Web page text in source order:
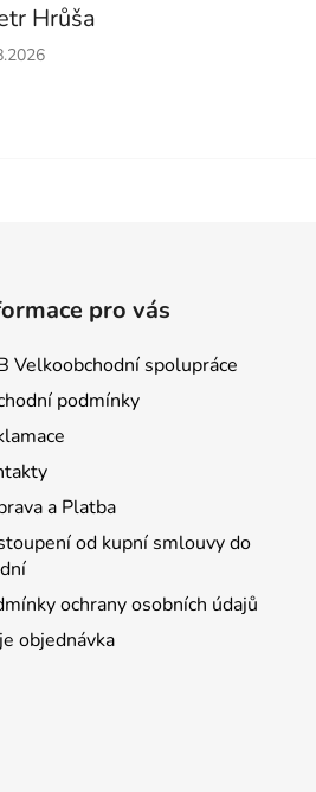
Hrůša
obchodu je 5 z 5 hvězdiček.
pro vás
Velkoobchodní spolupráce
podmínky
a Platba
od kupní smlouvy do
ochrany osobních údajů
objednávka